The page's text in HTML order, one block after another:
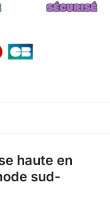
haute en
sud-